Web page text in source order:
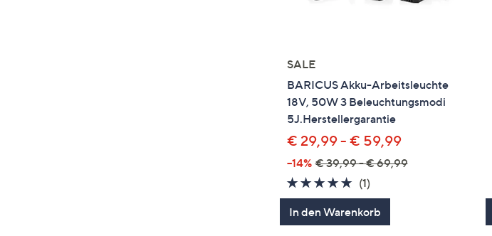
SALE
BARICUS Akku-Arbeitsleuchte
18V, 50W 3 Beleuchtungsmodi
5J.Herstellergarantie
€ 29,99 - € 59,99
--14% € 39,99 - € 69,99
5.0
von
5
(1)1
Bewertungen
In den Warenkorb